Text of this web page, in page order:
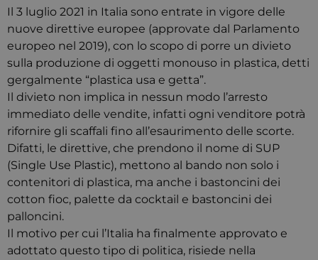
Il 3 luglio 2021 in Italia sono entrate in vigore delle
nuove direttive europee (approvate dal Parlamento
europeo nel 2019), con lo scopo di porre un divieto
sulla produzione di oggetti monouso in plastica, detti
gergalmente “plastica usa e getta”.
Il divieto non implica in nessun modo l’arresto
immediato delle vendite, infatti ogni venditore potrà
rifornire gli scaffali fino all’esaurimento delle scorte.
Difatti, le direttive, che prendono il nome di SUP
(Single Use Plastic), mettono al bando non solo i
contenitori di plastica, ma anche i bastoncini dei
cotton fioc, palette da cocktail e bastoncini dei
palloncini.
Il motivo per cui l’Italia ha finalmente approvato e
adottato questo tipo di politica, risiede nella